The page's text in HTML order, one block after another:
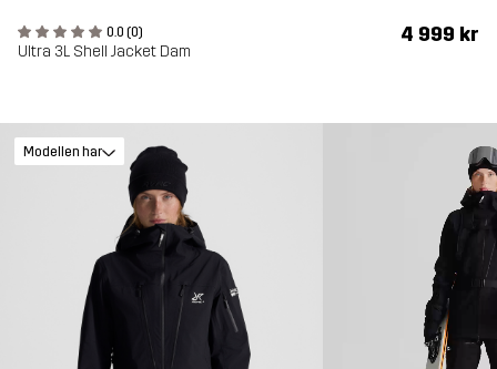
0.0 (0)
Ultra 3L Shell Jacket Dam
4 999 kr
Modellen har